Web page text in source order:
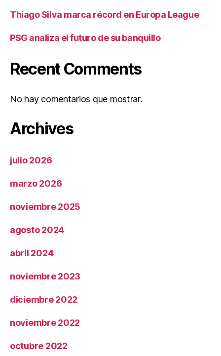
Thiago Silva marca récord en Europa League
PSG analiza el futuro de su banquillo
Recent Comments
No hay comentarios que mostrar.
Archives
julio 2026
marzo 2026
noviembre 2025
agosto 2024
abril 2024
noviembre 2023
diciembre 2022
noviembre 2022
octubre 2022